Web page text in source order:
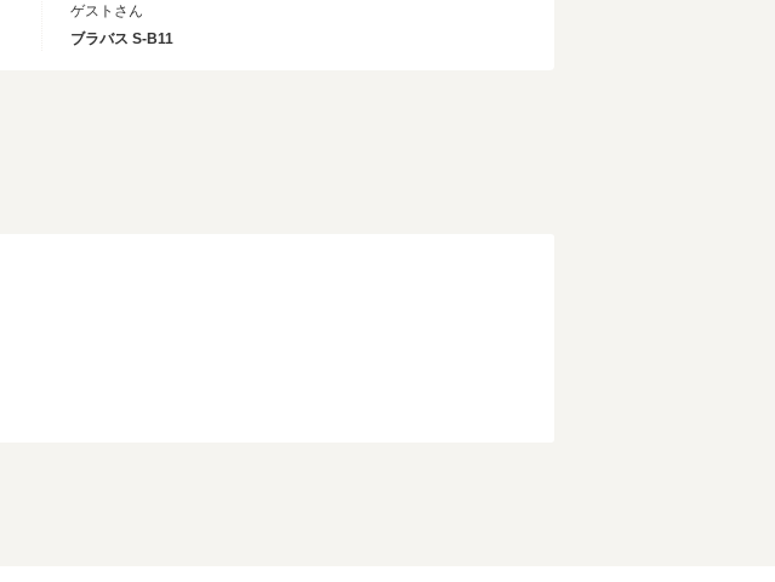
ゲストさん
ブラバス S-B11